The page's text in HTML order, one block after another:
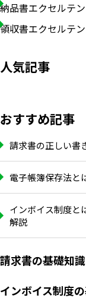
納品書エクセルテ
領収書エクセルテ
人気記事
おすすめ記事
請求書の正しい書
電子帳簿保存法と
インボイス制度と
解説
請求書の基礎知識
インボイス制度